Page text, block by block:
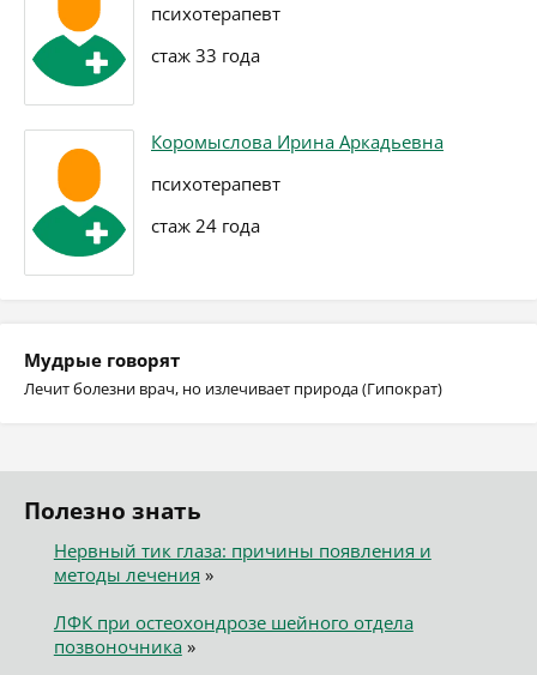
психотерапевт
стаж 33 года
Коромыслова Ирина Аркадьевна
психотерапевт
стаж 24 года
Мудрые говорят
Лечит болезни врач, но излечивает природа (Гипократ)
Полезно знать
Нервный тик глаза: причины появления и
методы лечения »
ЛФК при остеохондрозе шейного отдела
позвоночника»